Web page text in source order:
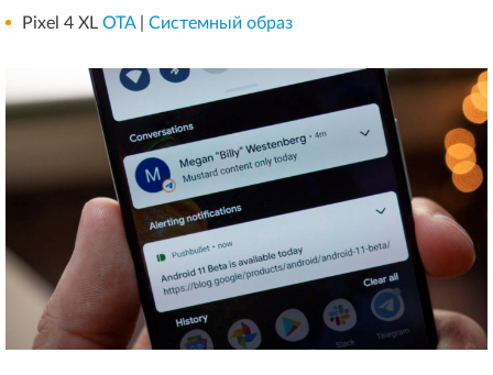
Pixel 4 XL OTA| Системный образ